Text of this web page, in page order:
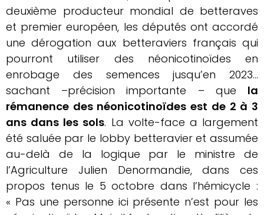
deuxième producteur mondial de betteraves
et premier européen, les députés ont accordé
une dérogation aux betteraviers français qui
pourront utiliser des néonicotinoïdes en
enrobage des semences jusqu’en 2023…
sachant –précision importante – que la
rémanence des néonicotinoïdes est de 2 à 3
ans dans les sols. La volte-face a largement
été saluée par le lobby betteravier et assumée
au-delà de la logique par le ministre de
l’Agriculture Julien Denormandie, dans ces
propos tenus le 5 octobre dans l’hémicycle :
« Pas une personne ici présente n’est pour les